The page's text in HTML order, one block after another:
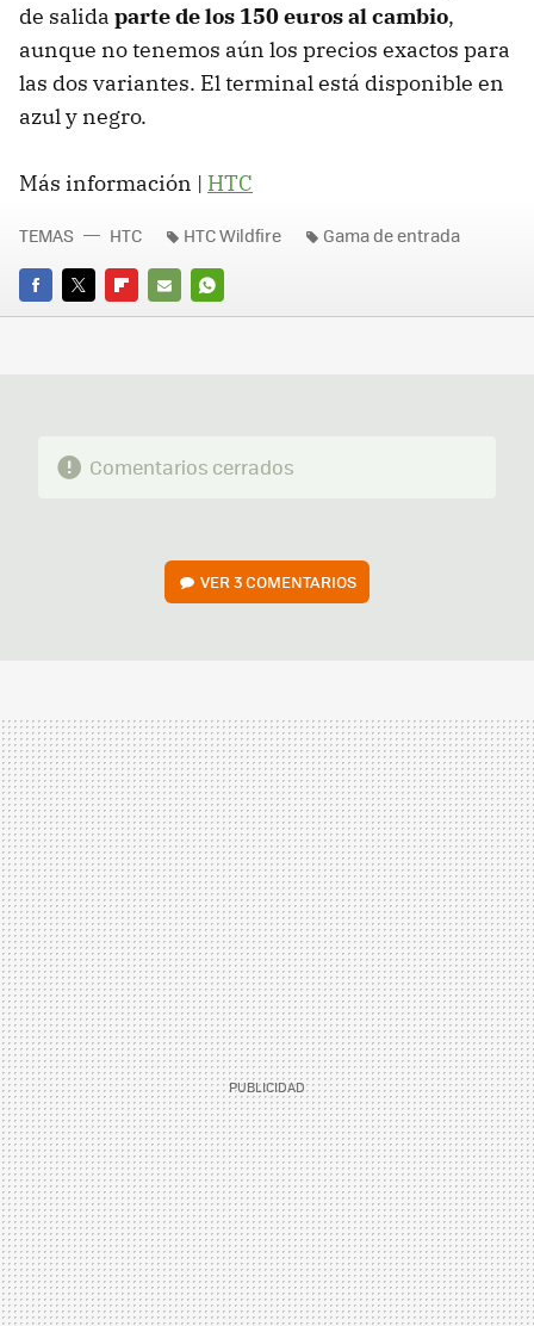
de salida parte de los 150 euros al cambio,
aunque no tenemos aún los precios exactos para
las dos variantes. El terminal está disponible en
azul y negro.
Más información | HTC
FACEBOOK
TWITTERFLIPBOARD
E-
WHATSAPP
TEMAS HTC HTC Wildfire Gama de entrada
Comentarios cerrados
VER3 COMENTARIOS